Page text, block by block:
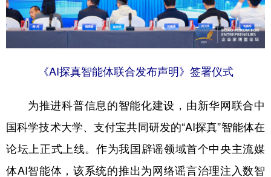
《AI探真智能体联合发布声明》签署仪式
为推进科普信息的智能化建设，由新华网联合中
国科学技术大学、支付宝共同研发的“AI探真”智能体在
论坛上正式上线。作为我国辟谣领域首个中央主流媒
体AI智能体，该系统的推出为网络谣言治理注入数智